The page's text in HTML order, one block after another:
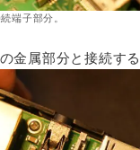
端子部分。
金属部分と接続する